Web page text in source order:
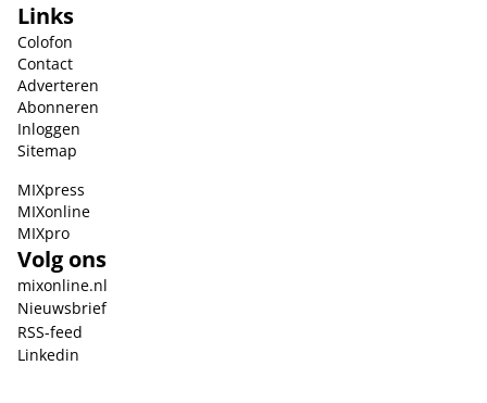
Links
Colofon
Contact
Adverteren
Abonneren
Inloggen
Sitemap
MIXpress
MIXonline
MIXpro
Volg ons
mixonline.nl
Nieuwsbrief
RSS-feed
Linkedin